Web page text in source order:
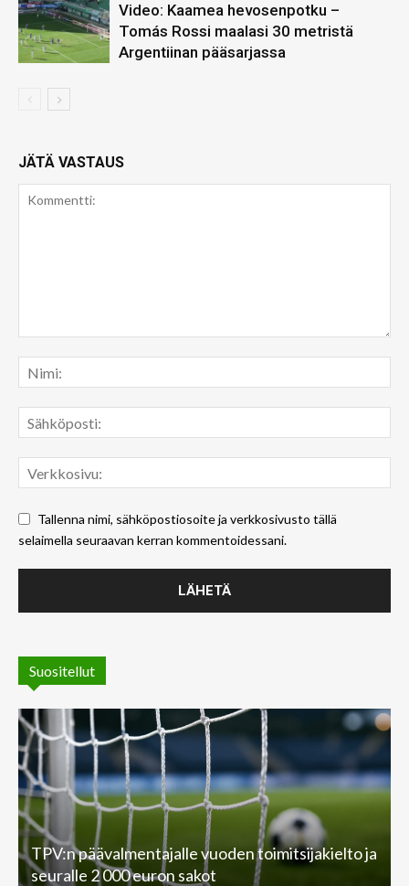
Video: Kaamea hevosenpotku –
Tomás Rossi maalasi 30 metristä
Argentiinan pääsarjassa
JÄTÄ VASTAUS
Tallenna nimi, sähköpostiosoite ja verkkosivusto tällä
selaimella seuraavan kerran kommentoidessani.
Suositellut
TPV:n päävalmentajalle vuoden toimitsijakielto ja
seuralle 2 000 euron sakot